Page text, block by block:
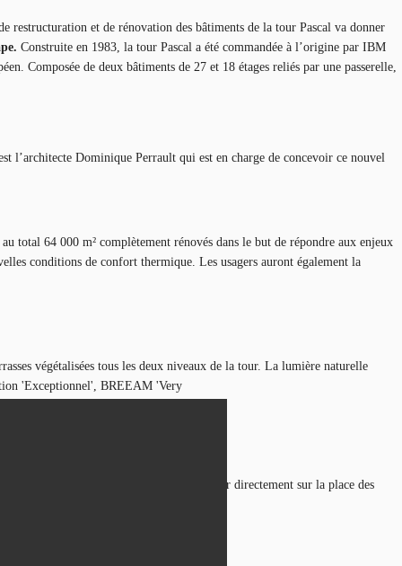
restructuration et de rénovation des bâtiments de la tour Pascal va donner
Construite en 1983, la tour Pascal a été commandée à l’origine par IBM
Composée de deux bâtiments de 27 et 18 étages reliés par une passerelle,
l’architecte Dominique Perrault qui est en charge de concevoir ce nouvel
total 64 000 m² complètement rénovés dans le but de répondre aux enjeux
conditions de confort thermique. Les usagers auront également la
végétalisées tous les deux niveaux de la tour. La lumière naturelle
'Exceptionnel', BREEAM 'Very
être accessible au public et donner directement sur la place des